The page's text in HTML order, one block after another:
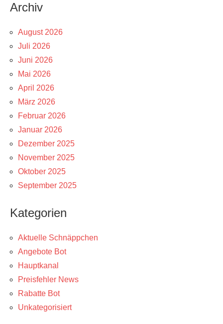
Archiv
August 2026
Juli 2026
Juni 2026
Mai 2026
April 2026
März 2026
Februar 2026
Januar 2026
Dezember 2025
November 2025
Oktober 2025
September 2025
Kategorien
Aktuelle Schnäppchen
Angebote Bot
Hauptkanal
Preisfehler News
Rabatte Bot
Unkategorisiert